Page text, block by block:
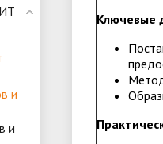
и
и
Ключевые